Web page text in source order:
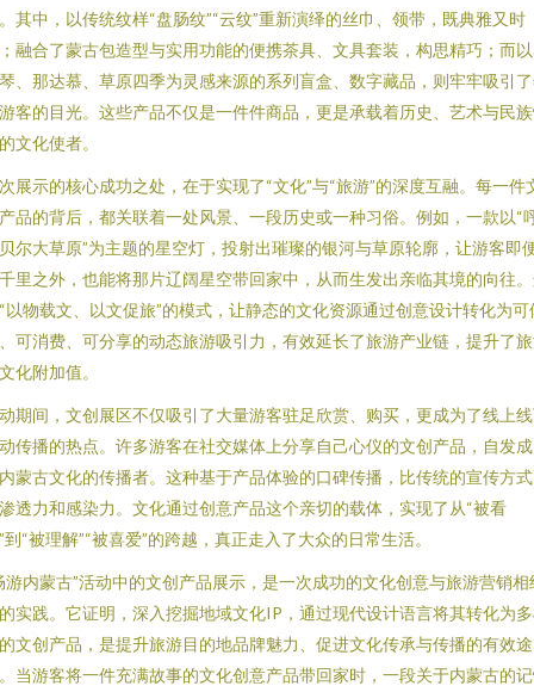
其中，以传统纹样“盘肠纹”“云纹”重新演绎的丝巾、领带，既典雅又时
融合了蒙古包造型与实用功能的便携茶具、文具套装，构思精巧；而
、那达慕、草原四季为灵感来源的系列盲盒、数字藏品，则牢牢吸引
客的目光。这些产品不仅是一件件商品，更是承载着历史、艺术与民
文化使者。
展示的核心成功之处，在于实现了“文化”与“旅游”的深度互融。每一件
品的背后，都关联着一处风景、一段历史或一种习俗。例如，一款以“
尔大草原”为主题的星空灯，投射出璀璨的银河与草原轮廓，让游客即
里之外，也能将那片辽阔星空带回家中，从而生发出亲临其境的向往
以物载文、以文促旅”的模式，让静态的文化资源通过创意设计转化为可
可消费、可分享的动态旅游吸引力，有效延长了旅游产业链，提升了
化附加值。
期间，文创展区不仅吸引了大量游客驻足欣赏、购买，更成为了线上
传播的热点。许多游客在社交媒体上分享自己心仪的文创产品，自发
蒙古文化的传播者。这种基于产品体验的口碑传播，比传统的宣传方
透力和感染力。文化通过创意产品这个亲切的载体，实现了从“被看
到“被理解”“被喜爱”的跨越，真正走入了大众的日常生活。
游内蒙古”活动中的文创产品展示，是一次成功的文化创意与旅游营销相
实践。它证明，深入挖掘地域文化IP，通过现代设计语言将其转化为
文创产品，是提升旅游目的地品牌魅力、促进文化传承与传播的有效途
当游客将一件充满故事的文化创意产品带回家时，一段关于内蒙古的